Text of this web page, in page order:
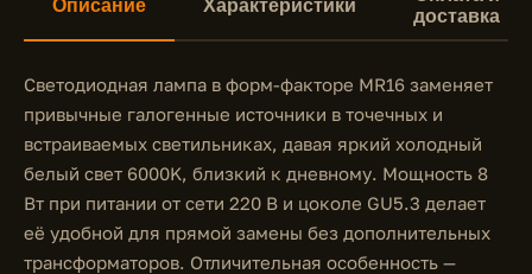
Описание Характеристики
доставка
Светодиодная лампа в форм-факторе MR16 заменяет
привычные галогенные источники в точечных и
встраиваемых светильниках, давая яркий холодный
белый свет 6000K, близкий к дневному. Мощность 8
Вт при питании от сети 220 В и цоколе GU5.3 делает
её удобной для прямой замены без дополнительных
трансформаторов. Отличительная особенность —